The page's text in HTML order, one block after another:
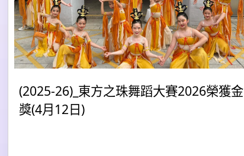
(2025-26)_東方之珠舞蹈大賽2026榮獲金
獎(4月12日)